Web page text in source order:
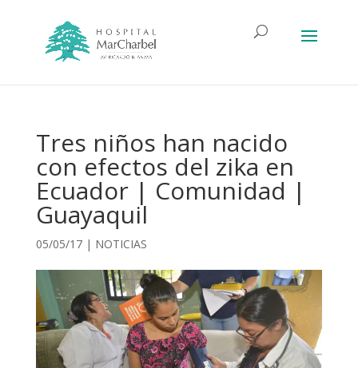
Tres niños han nacido
con efectos del zika en
Ecuador | Comunidad |
Guayaquil
05/05/17| NOTICIAS